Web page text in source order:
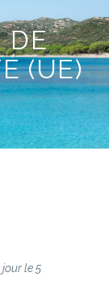
DE
(UE)
le 5